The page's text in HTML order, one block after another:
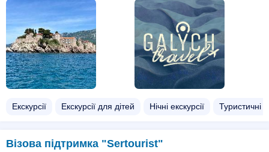
Екскурсії Екскурсії для дітей Нічні екскурсії Туристичні
Візова підтримка "Sertourist"